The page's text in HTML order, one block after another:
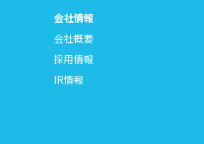
会社情報
会社概要
採用情報
IR情報